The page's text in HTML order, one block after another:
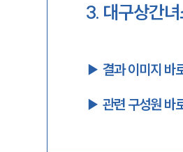
3. 대구상간
▶︎ 결과 이미지 바
▶︎ 관련 구성원 바